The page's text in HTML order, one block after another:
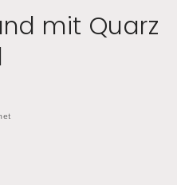
mit Quarz